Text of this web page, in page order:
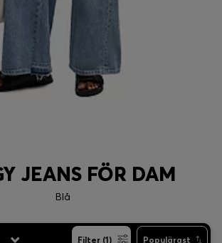
JEANS FÖR DAM
Blå
Filter (1) Populärast